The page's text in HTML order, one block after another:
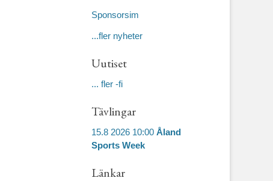
Sponsorsim
...fler nyheter
Uutiset
... fler -fi
Tävlingar
15.8 2026 10:00 Åland
Sports Week
Länkar